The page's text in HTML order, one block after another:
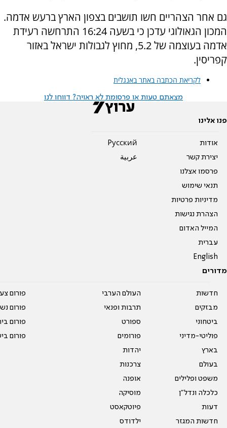
גם אחר הצהריים חשו תושבים בצפון הארץ ברעש אדמה.
המכון הגאולוגי עדכן כי בשעה 16:24 התרחשה רעידת
אדמה בעוצמה של 5.2, מחוץ לגבולות ישראל באזור
קפריסין.
לקריאת הכתבה באתר באנגלית
מצאתם טעות או פרסומת לא ראויה? דווחו לנו
פנו אלינו
אודות
יצירת קשר
פרסמו אצלנו
תנאי שימוש
מדיניות פרטיות
הצהרת נגישות
המייל האדום
עברית
English
Pусский
عربية
מדורים
חדשות
מבזקים
ביטחוני
פוליטי-מדיני
בארץ
בעולם
משפט ופלילים
כלכלה ונדל"ן
דעות
חדשות המגזר
העולם הערבי
תרבות ופנאי
ספורט
פורומים
יהדות
צרכנות
אופנה
מוסיקה
פיוטקאסט
ילדודס
פורום
פורום
פורום
פורום